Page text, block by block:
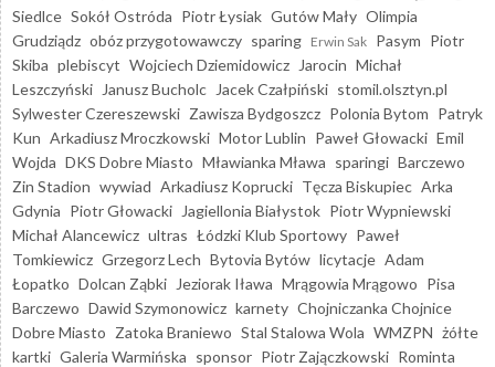
Siedlce Sokół Ostróda Piotr Łysiak Gutów Mały Olimpia
Grudziądz obóz przygotowawczy sparing Erwin Sak Pasym Piotr
Skiba plebiscyt Wojciech Dziemidowicz Jarocin Michał
Leszczyński
Janusz Bucholc Jacek Czałpiński stomil.olsztyn.pl
Sylwester Czereszewski Zawisza Bydgoszcz Polonia Bytom Patryk
Kun Arkadiusz Mroczkowski Motor Lublin Paweł Głowacki Emil
Wojda DKS Dobre Miasto Mławianka Mława sparingi Barczewo
Zin Stadion wywiad Arkadiusz Koprucki Tęcza Biskupiec Arka
Gdynia Piotr Głowacki Jagiellonia Białystok Piotr Wypniewski
Michał Alancewicz ultras Łódzki Klub Sportowy Paweł
Tomkiewicz Grzegorz Lech Bytovia Bytów licytacje Adam
Łopatko Dolcan Ząbki Jeziorak Iława Mrągowia Mrągowo Pisa
Barczewo Dawid Szymonowicz karnety Chojniczanka Chojnice
Dobre Miasto Zatoka Braniewo Stal Stalowa Wola WMZPN żółte
kartki Galeria Warmińska sponsor Piotr Zajączkowski Rominta